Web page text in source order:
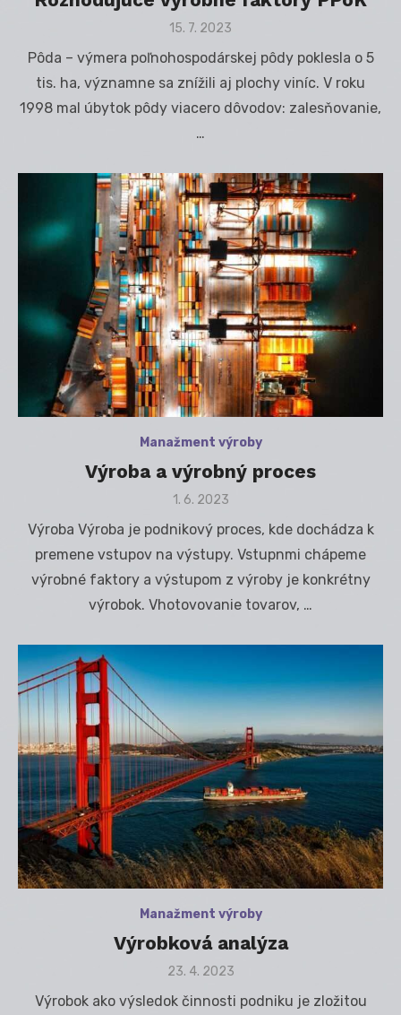
Posted
15. 7. 2023
Pôda – výmera poľnohospodárskej pôdy poklesla o 5
tis. ha, významne sa znížili aj plochy viníc. V roku
1998 mal úbytok pôdy viacero dôvodov: zalesňovanie,
…
Manažment výroby
Výroba a výrobný proces
Posted
1. 6. 2023
Výroba Výroba je podnikový proces, kde dochádza k
premene vstupov na výstupy. Vstupnmi chápeme
výrobné faktory a výstupom z výroby je konkrétny
výrobok. Vhotovovanie tovarov, …
Manažment výroby
Výrobková analýza
Posted
23. 4. 2023
Výrobok ako výsledok činnosti podniku je zložitou